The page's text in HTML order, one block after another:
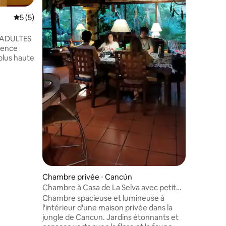
: 4,96 sur 5
Évaluation moyenne sur la base de 5 commentaires : 5 sur 5
5 (5)
haute
Chambre privée ⋅ Cancún
Chambre à Casa de La Selva avec petit
déjeuner
Chambre spacieuse et lumineuse à
l'intérieur d'une maison privée dans la
jungle de Cancun. Jardins étonnants et